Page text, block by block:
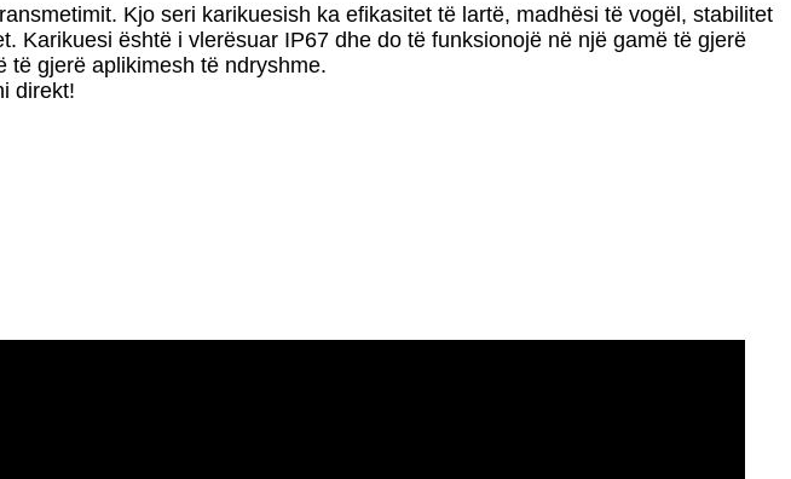
Kjo seri karikuesish ka efikasitet të lartë, madhësi të vogël, stabilitet
Karikuesi është i vlerësuar IP67 dhe do të funksionojë në një gamë të gjerë
të gjerë aplikimesh të ndryshme.
direkt!